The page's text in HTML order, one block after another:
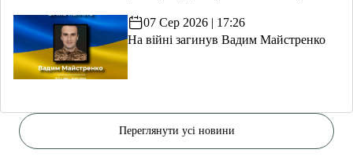
07 Сер 2026 | 17:26
На війні загинув Вадим Майстренко
Переглянути усі новини